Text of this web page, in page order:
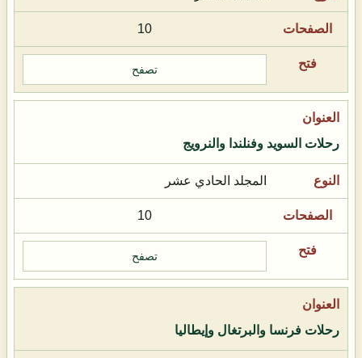
10
تصفح
رحلات السويد وفنلندا والنرويج
المجلد الحادي عشر
10
تصفح
رحلات فرنسا والبرتغال وإيطاليا